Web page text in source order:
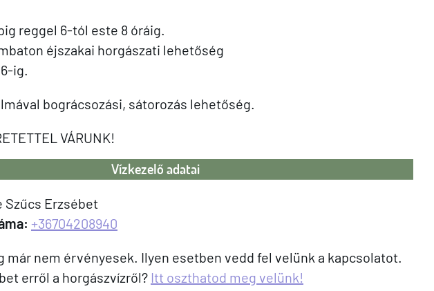
reggel 6-tól este 8 óráig.
éjszakai horgászati lehetőség
ig.
bográcsozási, sátorozás lehetőség.
VÁRUNK!
Vízkezelő adatai
Szűcs Erzsébet
+36704208940
már nem érvényesek. Ilyen esetben vedd fel velünk a kapcsolatot.
erről a horgászvízről? Itt oszthatod meg velünk!